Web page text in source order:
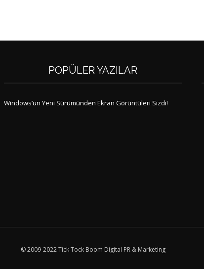
POPÜLER YAZILAR
Windows’un Yeni Sürümünden Ekran Görüntüleri Sızdı!
© 2009-2022 Tick Tock Boom Digital PR & Marketing